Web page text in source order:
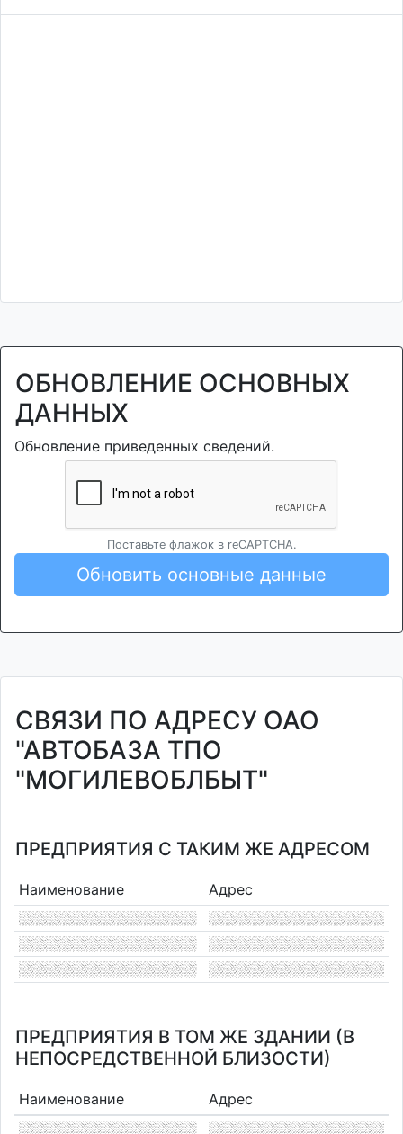
ОБНОВЛЕНИЕ ОСНОВНЫХ
ДАННЫХ
Обновление приведенных сведений.
Поставьте флажок в reCAPTCHA.
Обновить основные данные
СВЯЗИ ПО АДРЕСУ ОАО
"АВТОБАЗА ТПО
"МОГИЛЕВОБЛБЫТ"
ПРЕДПРИЯТИЯ С ТАКИМ ЖЕ АДРЕСОМ
Наименование Адрес
ПРЕДПРИЯТИЯ В ТОМ ЖЕ ЗДАНИИ (В
НЕПОСРЕДСТВЕННОЙ БЛИЗОСТИ)
Наименование Адрес